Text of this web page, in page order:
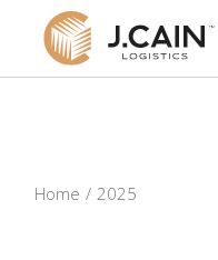
content
Home 2025